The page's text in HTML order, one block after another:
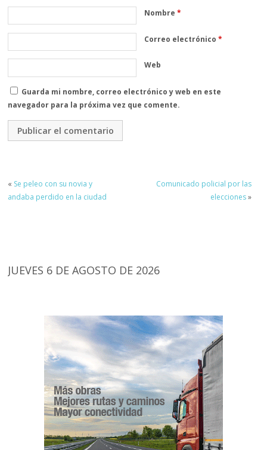
Nombre*
Correo electrónico*
Web
Guarda mi nombre, correo electrónico y web en este
navegador para la próxima vez que comente.
« Se peleo con su novia y
andaba perdido en la ciudad
Comunicado policial por las
elecciones»
JUEVES 6 DE AGOSTO DE 2026